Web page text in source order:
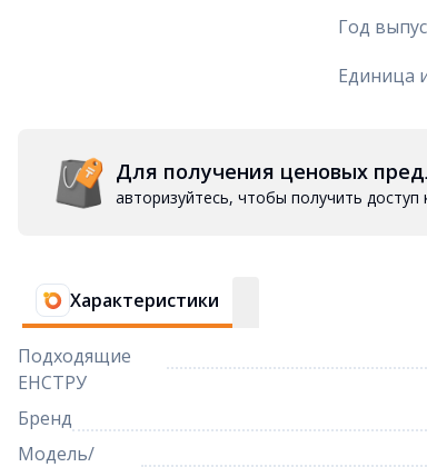
Год
Единица
Для получения ценовых
авторизуйтесь, чтобы получить
Характеристики
Подходящие
ЕНСТРУ
Бренд
Модель/